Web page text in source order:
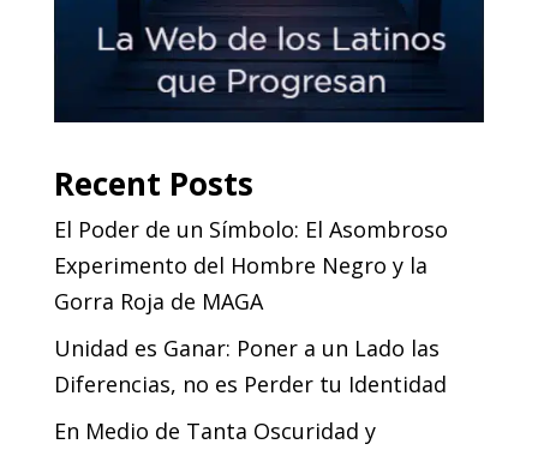
Recent Posts
El Poder de un Símbolo: El Asombroso
Experimento del Hombre Negro y la
Gorra Roja de MAGA
Unidad es Ganar: Poner a un Lado las
Diferencias, no es Perder tu Identidad
En Medio de Tanta Oscuridad y